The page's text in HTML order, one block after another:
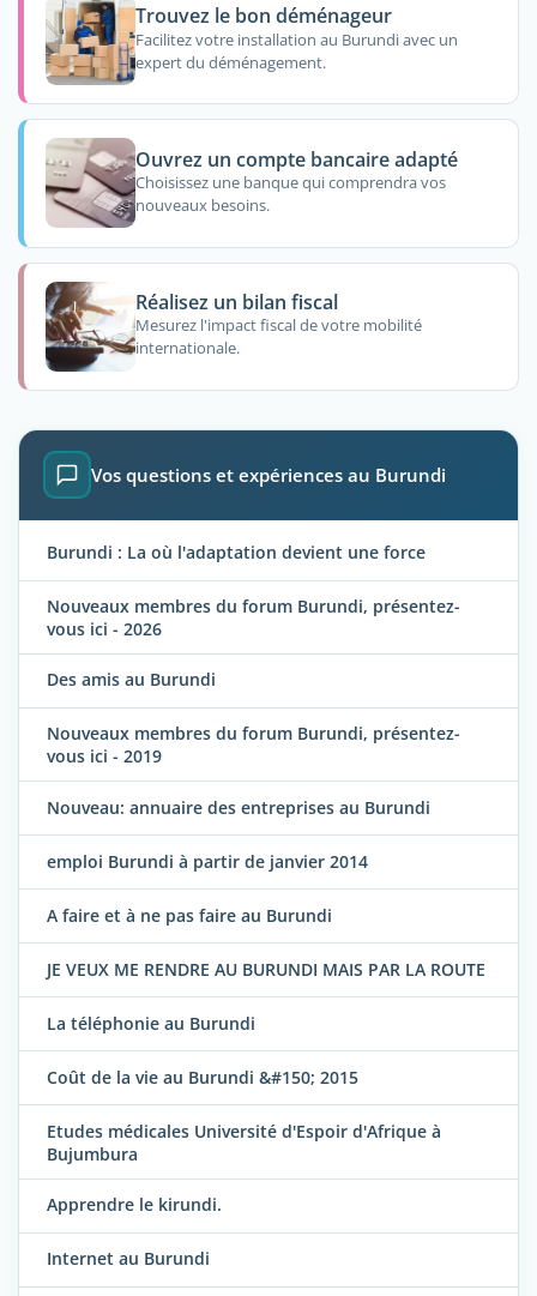
Trouvez le bon déménageur
Facilitez votre installation au Burundi avec un
expert du déménagement.
Ouvrez un compte bancaire adapté
Choisissez une banque qui comprendra vos
nouveaux besoins.
Réalisez un bilan fiscal
Mesurez l'impact fiscal de votre mobilité
internationale.
Vos questions et expériences au Burundi
Burundi : La où l'adaptation devient une force
Nouveaux membres du forum Burundi, présentez-
vous ici - 2026
Des amis au Burundi
Nouveaux membres du forum Burundi, présentez-
vous ici - 2019
Nouveau: annuaire des entreprises au Burundi
emploi Burundi à partir de janvier 2014
A faire et à ne pas faire au Burundi
JE VEUX ME RENDRE AU BURUNDI MAIS PAR LA ROUTE
La téléphonie au Burundi
Coût de la vie au Burundi &#150; 2015
Etudes médicales Université d'Espoir d'Afrique à
Bujumbura
Apprendre le kirundi.
Internet au Burundi